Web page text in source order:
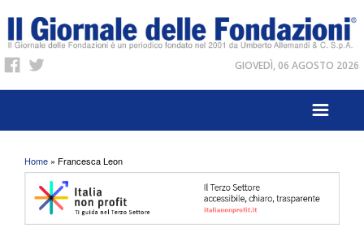
GIOVEDÌ, 06 AGOSTO 2026
Tu sei qui
Home » Francesca Leon